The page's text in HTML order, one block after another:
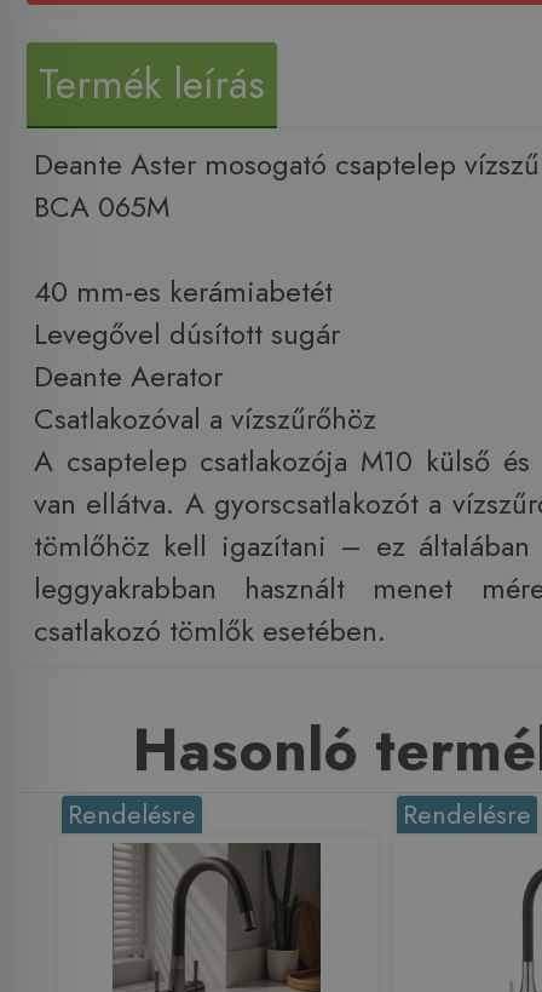
Termék leírás
Deante Aster mosogató csaptelep
BCA 065M
40 mm-es kerámiabetét
Levegővel dúsított sugár
Deante Aerator
Csatlakozóval a vízszűrőhöz
A csaptelep csatlakozója M10 külső
van ellátva. A gyorscsatlakozót a
tömlőhöz kell igazítani – ez
leggyakrabban használt menet
csatlakozó tömlők esetében.
Hasonló
Rendelésre Rendelésre